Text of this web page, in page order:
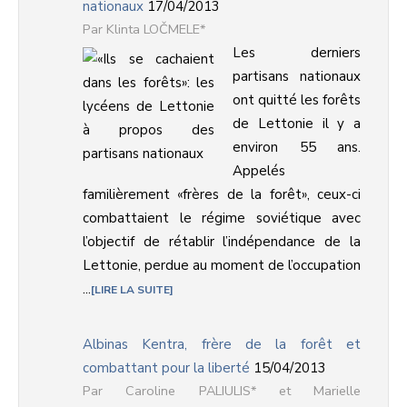
nationaux 17/04/2013
Klinta LOČMELE*
Les derniers
partisans nationaux
ont quitté les forêts
de Lettonie il y a
environ 55 ans.
Appelés
familièrement «frères de la forêt», ceux-ci
combattaient le régime soviétique avec
l’objectif de rétablir l’indépendance de la
Lettonie, perdue au moment de l’occupation
... LIRE LA SUITE
Albinas Kentra, frère de la forêt et
combattant pour la liberté 15/04/2013
Caroline PALIULIS* et Marielle